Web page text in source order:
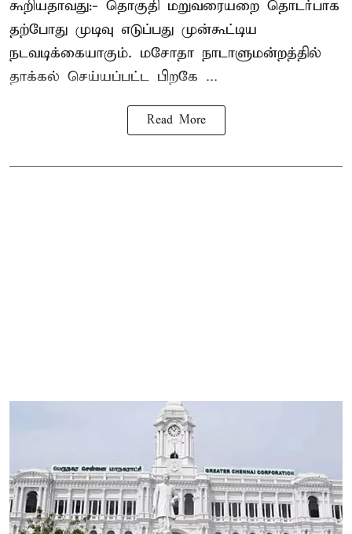
கூறியதாவது:- தொகுதி மறுவரையறை தொடர்பாக
தற்போது முடிவு எடுப்பது முன்கூட்டிய
நடவடிக்கையாகும். மசோதா நாடாளுமன்றத்தில்
தாக்கல் செய்யப்பட்ட பிறகே ...
Read More